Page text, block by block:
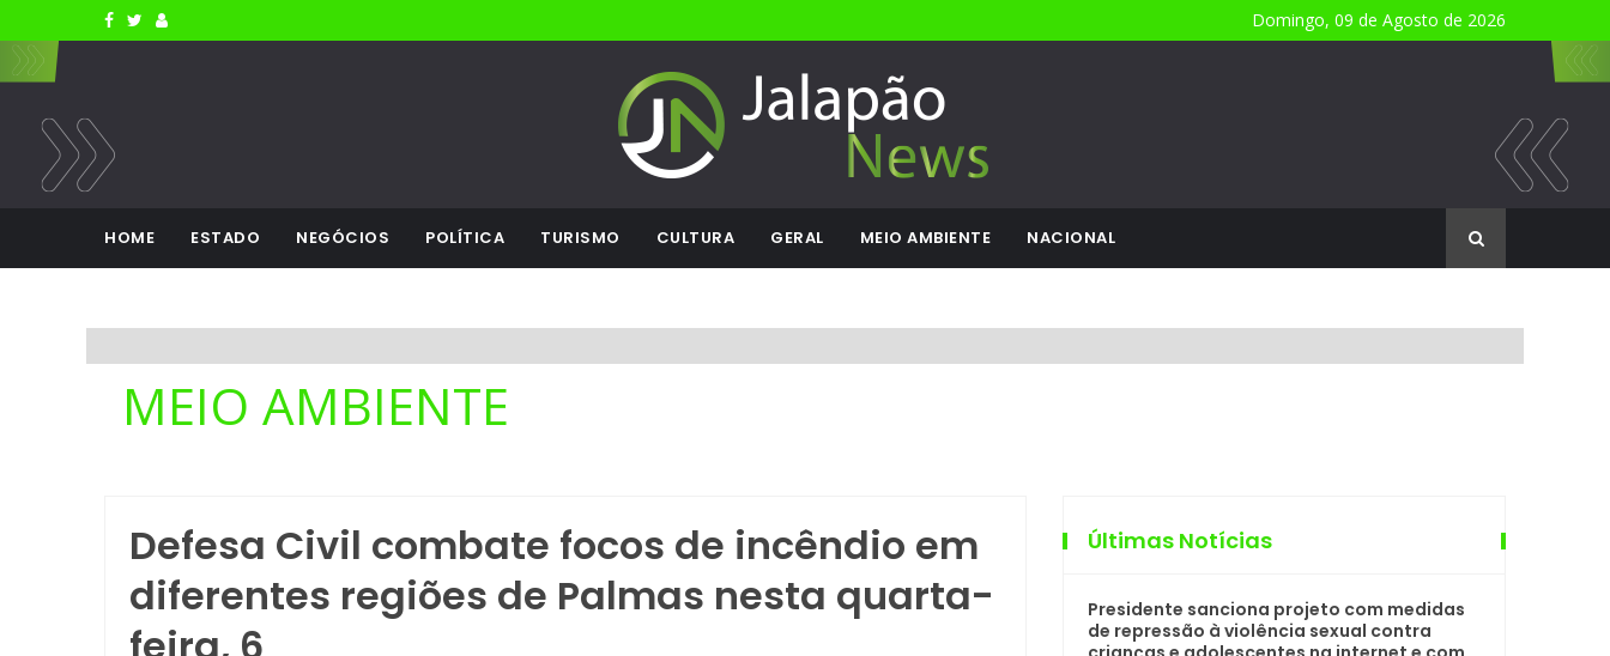
Domingo, 09 de Agosto de 2026
HOME ESTADO NEGÓCIOS POLÍTICA TURISMO CULTURA GERAL MEIO AMBIENTE NACIONAL
MEIO AMBIENTE
Defesa Civil combate focos de incêndio em
diferentes regiões de Palmas nesta quarta-
Últimas Notícias
Presidente sanciona projeto com medidas
de repressão à violência sexual contra